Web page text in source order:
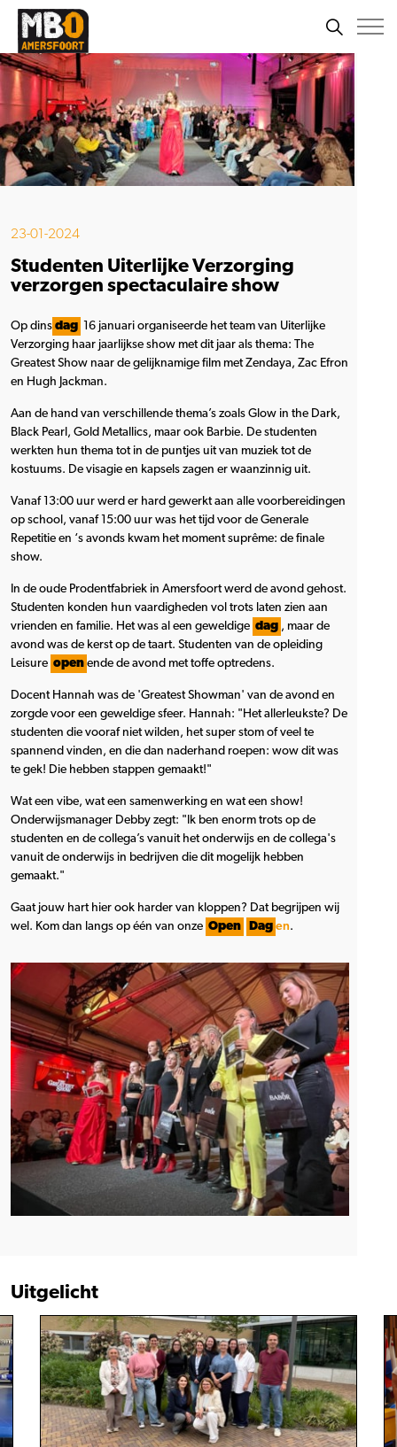
23-01-2024
Studenten Uiterlijke Verzorging
verzorgen spectaculaire show
Op dins dag
16 januari organiseerde het team van Uiterlijke
Verzorging haar jaarlijkse show met dit jaar als thema: The
Greatest Show naar de gelijknamige film met Zendaya, Zac Efron
en Hugh Jackman.
Aan de hand van verschillende thema’s zoals Glow in the Dark,
Black Pearl, Gold Metallics, maar ook Barbie. De studenten
werkten hun thema tot in de puntjes uit van muziek tot de
kostuums. De visagie en kapsels zagen er waanzinnig uit.
Vanaf 13:00 uur werd er hard gewerkt aan alle voorbereidingen
op school, vanaf 15:00 uur was het tijd voor de Generale
Repetitie en ‘s avonds kwam het moment suprême: de finale
show.
In de oude Prodentfabriek in Amersfoort werd de avond gehost.
Studenten konden hun vaardigheden vol trots laten zien aan
vrienden en familie. Het was al een geweldige dag , maar de
avond was de kerst op de taart. Studenten van de opleiding
Leisure open ende de avond met toffe optredens.
Docent Hannah was de 'Greatest Showman' van de avond en
zorgde voor een geweldige sfeer. Hannah: "Het allerleukste? De
studenten die vooraf niet wilden, het super stom of veel te
spannend vinden, en die dan naderhand roepen: wow dit was
te gek! Die hebben stappen gemaakt!"
Wat een vibe, wat een samenwerking en wat een show!
Onderwijsmanager Debby zegt: "Ik ben enorm trots op de
studenten en de collega’s vanuit het onderwijs en de collega's
vanuit de onderwijs in bedrijven die dit mogelijk hebben
gemaakt."
Gaat jouw hart hier ook harder van kloppen? Dat begrijpen wij
wel. Kom dan langs op één van onze Open Dag en.
Uitgelicht